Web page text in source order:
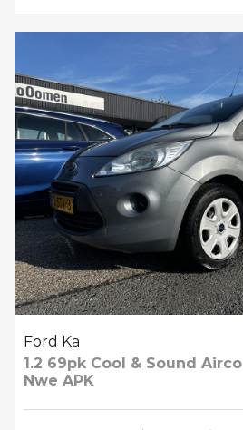
Ford Ka
1.2 69pk Cool & Sound Airco
Nwe APK